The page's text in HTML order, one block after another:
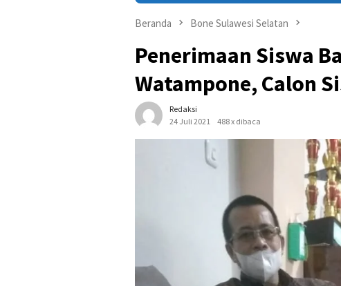
Beranda Bone Sulawesi Selatan
Penerimaan Siswa
Watampone, Calon
Redaksi
24 Juli 2021
488 x dibaca